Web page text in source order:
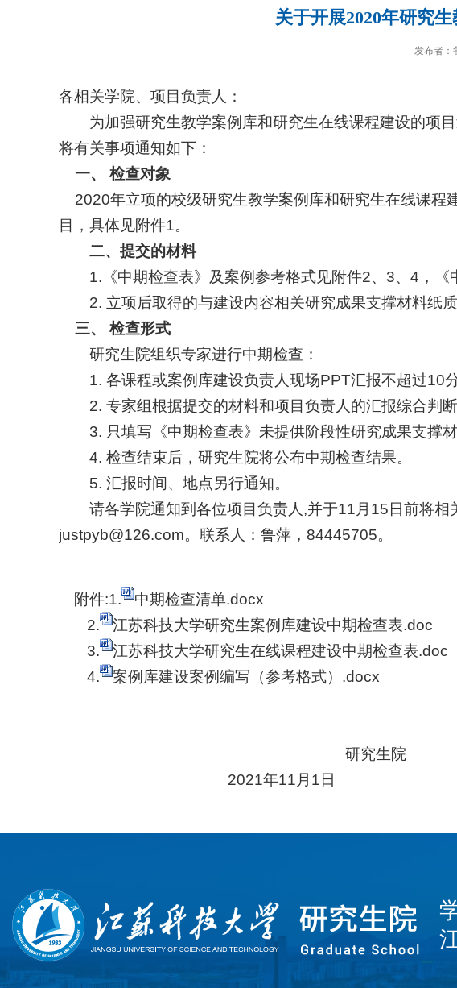
关于开展2020年研究
发布者：
各相关学院、项目负责人：
为加强研究生教学案例库和研究生在线课程建设的项目
将有关事项通知如下：
一、 检查对象
2020年立项的校级研究生教学案例库和研究生在线课程
目，具体见附件1。
二、提交的材料
1. 《中期检查表》及案例参考格式见附件2、3、4 ，
2. 立项后取得的与建设内容相关研究成果支撑材料纸
三、 检查形式
研究生院组织专家进行中期检查：
1.各课程或案例库建设负责人现场PPT汇报不超过10
2.专家组根据提交的材料和项目负责人的汇报综合判断
3. 只填写《中期检查表》未提供阶段性研究成果支撑
4.检查结束后，研究生院将公布中期检查结果。
5.汇报时间、地点另行通知。
请各学院通知到各位项目负责人 ,并于11 月 15 日前将相
justpyb@126.com。联系人：鲁萍，84445705。
附件:1.
中期检查清单.docx
2.
江苏科技大学研究生案例库建设中期检查表.doc
3.
江苏科技大学研究生在线课程建设中期检查表.doc
4.
案例库建设案例编写（参考格式）.docx
研究生院
2021年11 月 1 日